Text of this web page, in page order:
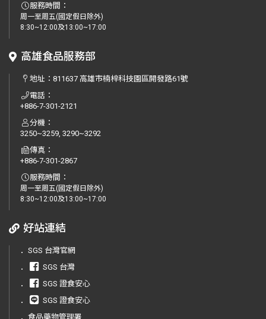
服務時間：
周一至周五(國定假日除外)
8:30~12:00及13:00~17:00
高雄食品服務部
地址：811637 高雄市楠梓科技園區開發路61號
電話：
+886-7-301-2121
分機：
3250~3259, 3290~3292
傳真：
+886-7-301-2867
服務時間：
周一至周五(國定假日除外)
8:30~12:00及13:00~17:00
好站連結
． SGS 台灣官網
．
SGS 台灣
．
SGS 證食安心
．
SGS 證食安心
． 食品藥物管理署